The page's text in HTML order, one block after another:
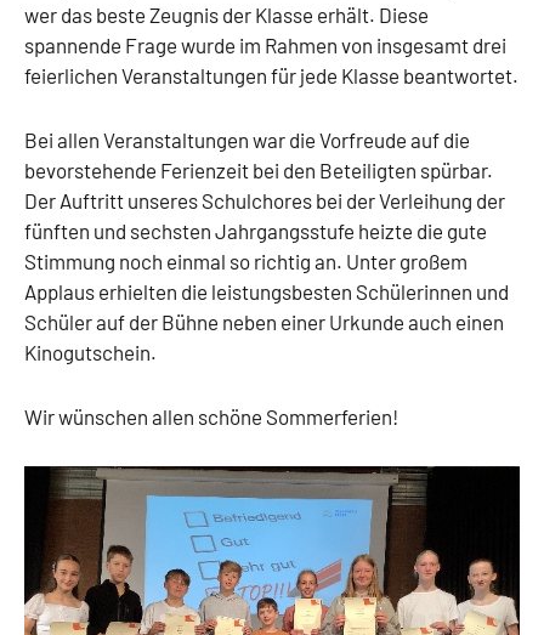
wer das beste Zeugnis der Klasse erhält. Diese
spannende Frage wurde im Rahmen von insgesamt drei
feierlichen Veranstaltungen für jede Klasse beantwortet.
Bei allen Veranstaltungen war die Vorfreude auf die
bevorstehende Ferienzeit bei den Beteiligten spürbar.
Der Auftritt unseres Schulchores bei der Verleihung der
fünften und sechsten Jahrgangsstufe heizte die gute
Stimmung noch einmal so richtig an. Unter großem
Applaus erhielten die leistungsbesten Schülerinnen und
Schüler auf der Bühne neben einer Urkunde auch einen
Kinogutschein.
Wir wünschen allen schöne Sommerferien!